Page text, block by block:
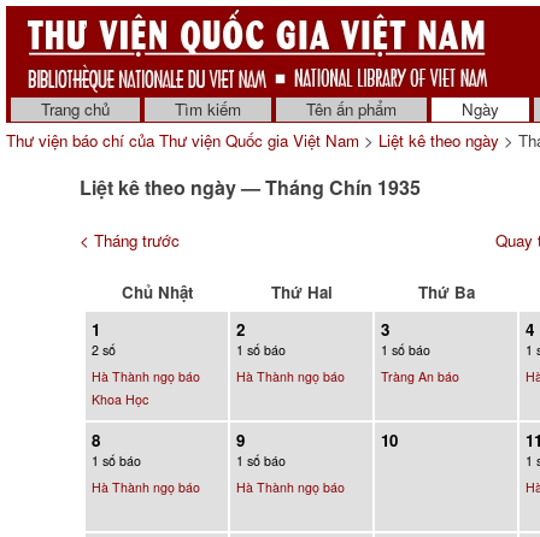
Trang chủ Tìm kiếm Tên ấn phẩm
Ngày
Thư viện báo chí của Thư viện Quốc gia Việt Nam > Liệt kê theo ngày >
Liệt kê theo ngày — Tháng Chín 1935
< Tháng trước Quay
Chủ Nhật Thứ Hai
Thứ Ba
1
2 số
Hà Thành ngọ báo
Khoa Học
2
1 số báo
Hà Thành ngọ báo
3
1 số báo
Tràng An báo
4
1
8
1 số báo
Hà Thành ngọ báo
9
1 số báo
Hà Thành ngọ báo
10
1